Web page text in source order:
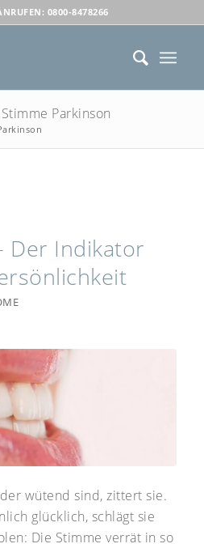
0800-8478266
Parkinson
Der Indikator
wütend sind, zittert sie.
glücklich, schlägt sie
Die Stimme verrät in so